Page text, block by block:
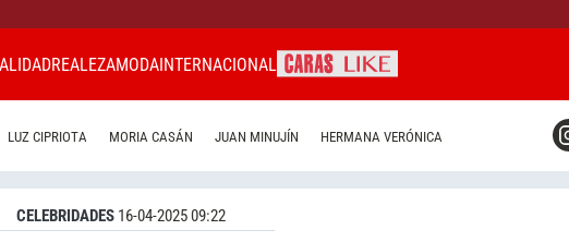
REALEZAMODAINTERNACIONAL
LUZ CIPRIOTA MORIA CASÁN JUAN MINUJÍN HERMANA VERÓNICA
CELEBRIDADES 16-04-2025 09:22